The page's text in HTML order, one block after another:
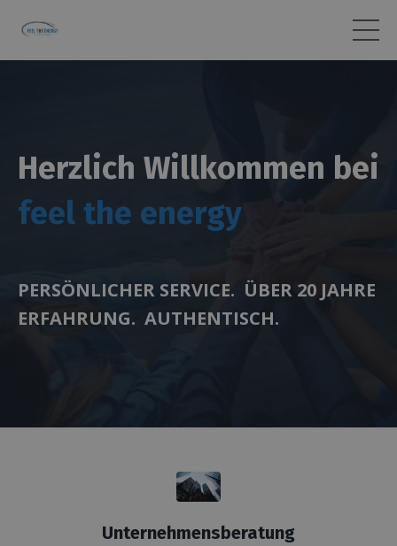
Herzlich Willkommen bei
feel the energy
PERSÖNLICHER SERVICE. ÜBER 20 JAHRE
ERFAHRUNG. AUTHENTISCH.
Unternehmensberatung